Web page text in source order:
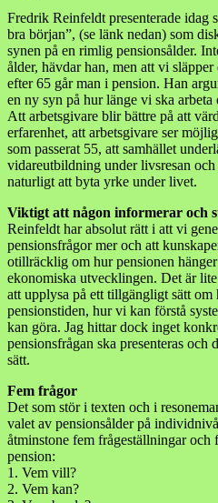
Fredrik Reinfeldt presenterade idag
bra början”, (se länk nedan) som
synen på en rimlig pensionsålder.
ålder, hävdar han, men att vi
efter 65 går man i pension. Han
en ny syn på hur länge vi ska
Att arbetsgivare blir bättre på att
erfarenhet, att arbetsgivare ser
som passerat 55, att samhället
vidareutbildning under livsresan och
naturligt att byta yrke under livet.
Viktigt att någon informerar och
Reinfeldt har absolut rätt i att vi
pensionsfrågor mer och att
otillräcklig om hur pensionen
ekonomiska utvecklingen. Det är
att upplysa på ett tillgängligt sätt
pensionstiden, hur vi kan förstå
kan göra. Jag hittar dock inget
pensionsfrågan ska presenteras
sätt.
Fem frågor
Det som stör i texten och i
valet av pensionsålder på
åtminstone fem frågeställningar
pension:
1. Vem vill?
2. Vem kan?